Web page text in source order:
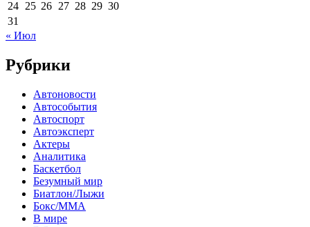
24 25 26 27 28 29 30
31
« Июл
Рубрики
Автоновости
Автособытия
Автоспорт
Автоэксперт
Актеры
Аналитика
Баскетбол
Безумный мир
Биатлон/Лыжи
Бокс/MMA
В мире